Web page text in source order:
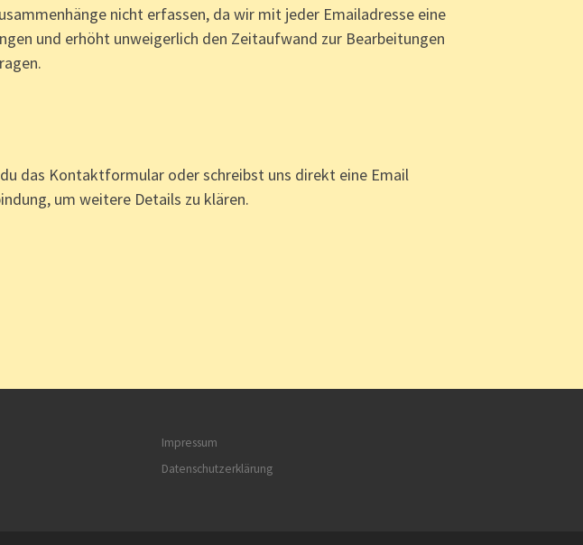
nicht erfassen, da wir mit jeder Emailadresse eine
und erhöht unweigerlich den Zeitaufwand zur Bearbeitungen
das Kontaktformular oder schreibst uns direkt eine Email
um weitere Details zu klären.
Impressum
Datenschutzerklärung